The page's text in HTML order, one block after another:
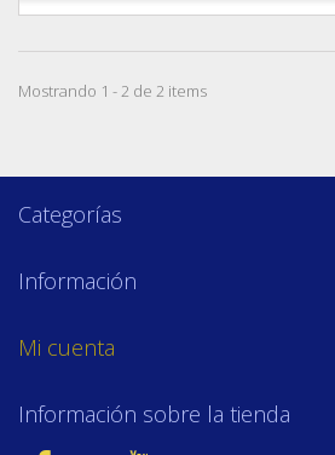
Mostrando 1 - 2 de 2 items
Categorías
Información
Mi cuenta
Información sobre la tienda